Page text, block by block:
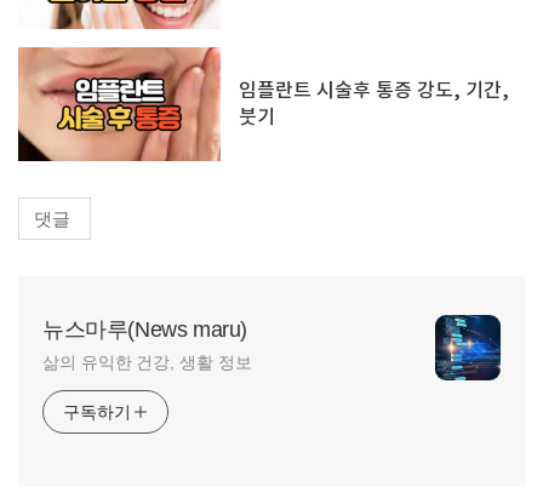
임플란트 시술후 통증 강도, 기간,
붓기
댓글
뉴스마루(News maru)
삶의 유익한 건강, 생활 정보
구독하기